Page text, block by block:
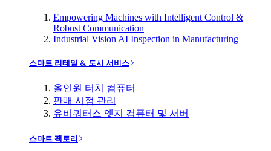
Empowering Machines with Intelligent Control &
Robust Communication
Industrial Vision AI Inspection in Manufacturing
스마트 리테일 & 도시 서비스
올인원 터치 컴퓨터
판매 시점 관리
유비쿼터스 엣지 컴퓨터 및 서버
스마트 팩토리